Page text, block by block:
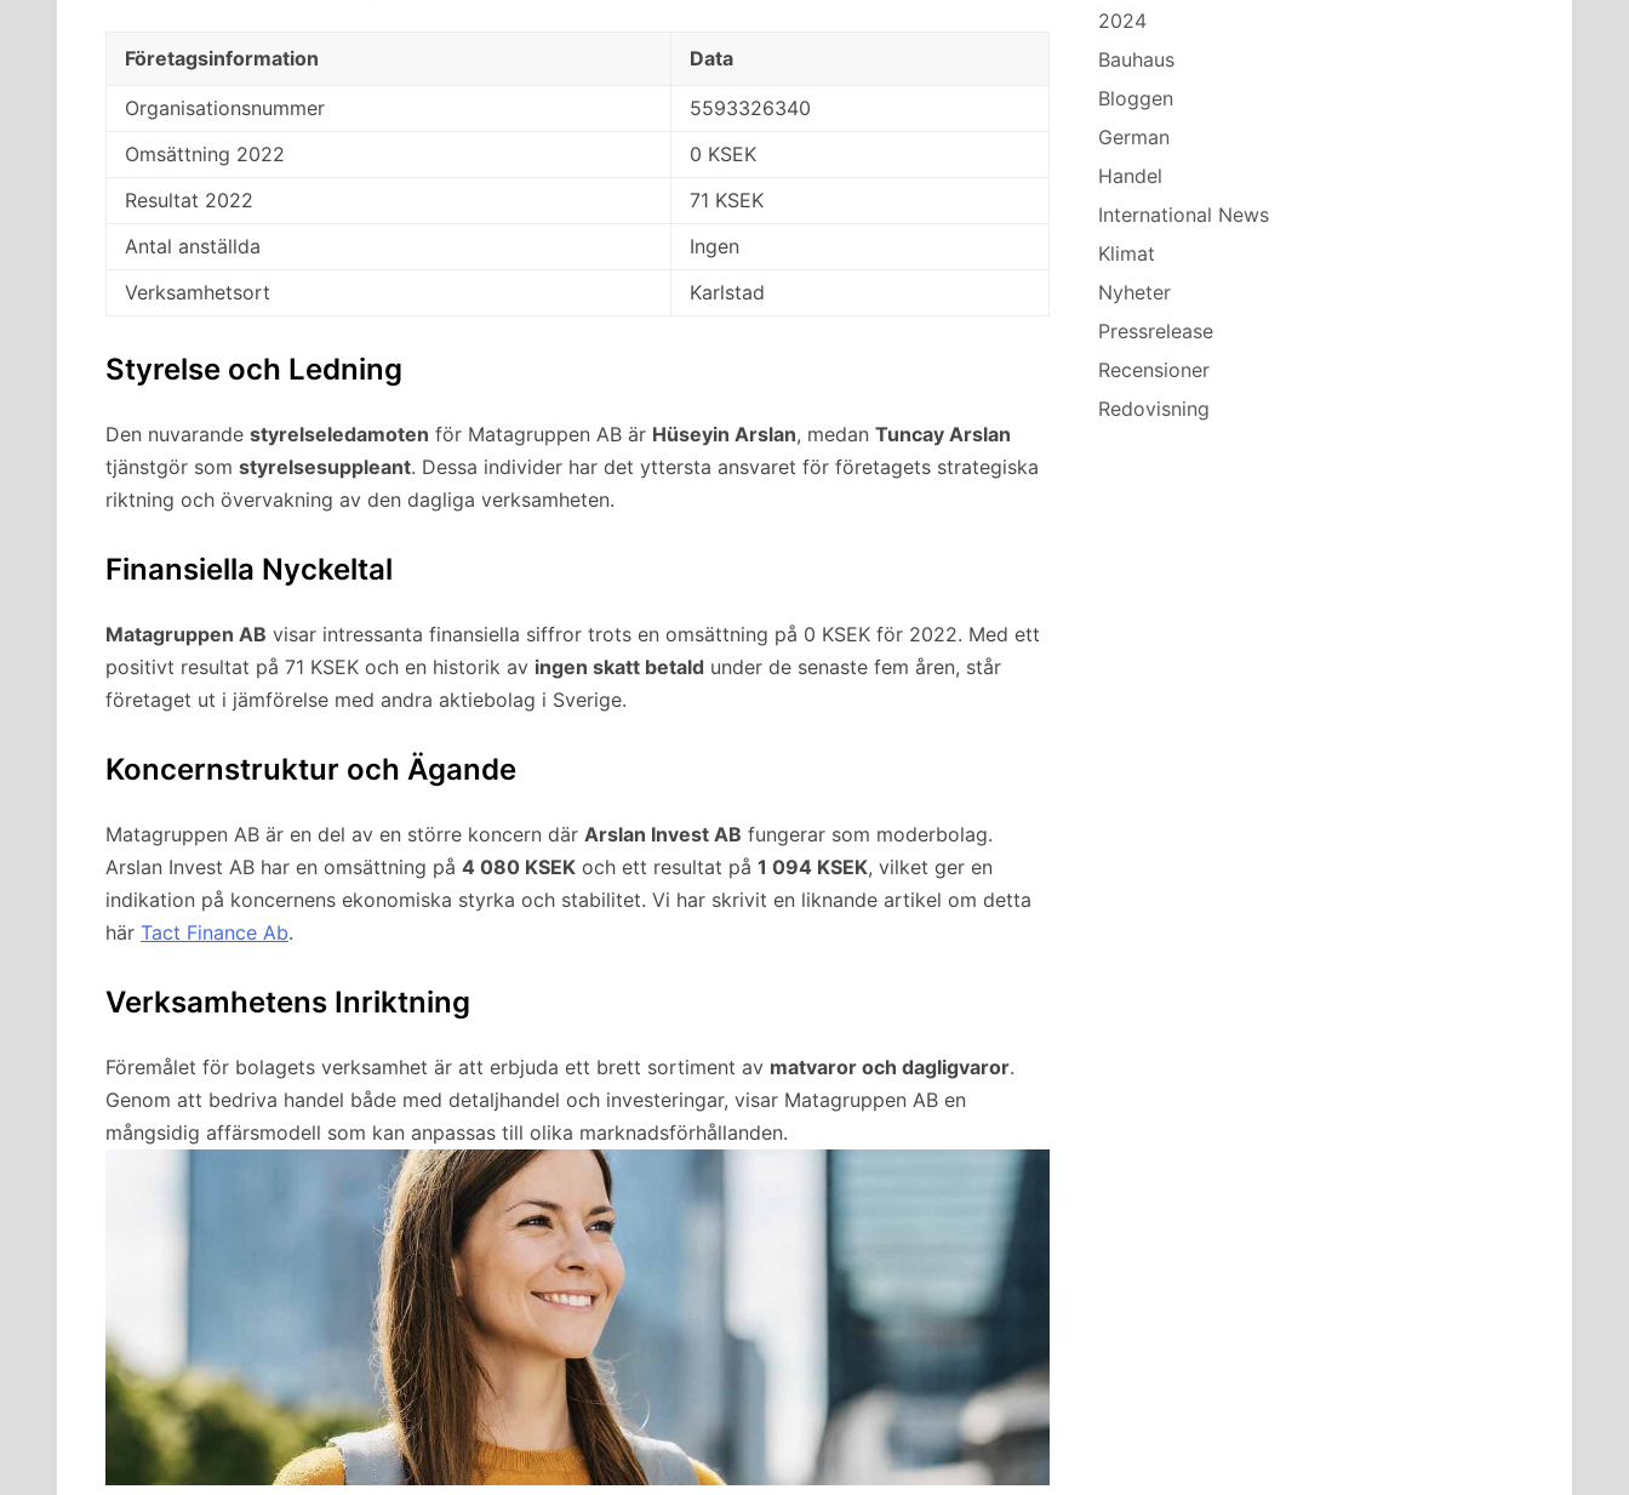
Företagsinformation Data
Organisationsnummer
5593326340
Omsättning 2022
0 KSEK
Resultat 2022
71 KSEK
Antal anställda
Ingen
Verksamhetsort
Karlstad
Styrelse och Ledning
Den nuvarande styrelseledamoten för Matagruppen AB är Hüseyin Arslan, medan Tuncay Arslan
tjänstgör som styrelsesuppleant. Dessa individer har det yttersta ansvaret för företagets strategiska
riktning och övervakning av den dagliga verksamheten.
Finansiella Nyckeltal
Matagruppen AB visar intressanta finansiella siffror trots en omsättning på 0 KSEK för 2022. Med ett
positivt resultat på 71 KSEK och en historik av ingen skatt betald under de senaste fem åren, står
företaget ut i jämförelse med andra aktiebolag i Sverige.
Koncernstruktur och Ägande
Matagruppen AB är en del av en större koncern där Arslan Invest AB fungerar som moderbolag.
Arslan Invest AB har en omsättning på 4 080 KSEK och ett resultat på 1 094 KSEK, vilket ger en
indikation på koncernens ekonomiska styrka och stabilitet. Vi har skrivit en liknande artikel om detta
här Tact Finance Ab.
Verksamhetens Inriktning
Föremålet för bolagets verksamhet är att erbjuda ett brett sortiment av matvaror och dagligvaror.
Genom att bedriva handel både med detaljhandel och investeringar, visar Matagruppen AB en
mångsidig affärsmodell som kan anpassas till olika marknadsförhållanden.
2024
Bauhaus
Bloggen
German
Handel
International News
Klimat
Nyheter
Pressrelease
Recensioner
Redovisning